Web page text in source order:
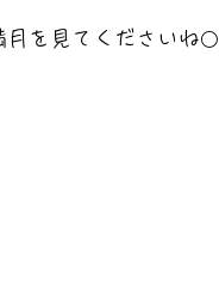
を見てくださいね🌕